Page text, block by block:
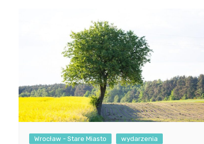
Wrocław - Stare Miasto wydarzenia